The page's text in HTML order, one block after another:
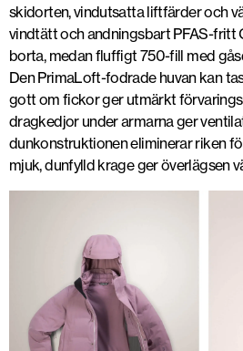
skidorten, vindutsatta liftfärder och
vindtätt och andningsbart PFAS-fritt
borta, medan fluffigt 750-fill med
Den PrimaLoft-fodrade huvan kan
gott om fickor ger utmärkt
dragkedjor under armarna ger
dunkonstruktionen eliminerar riken
mjuk, dunfylld krage ger överlägsen